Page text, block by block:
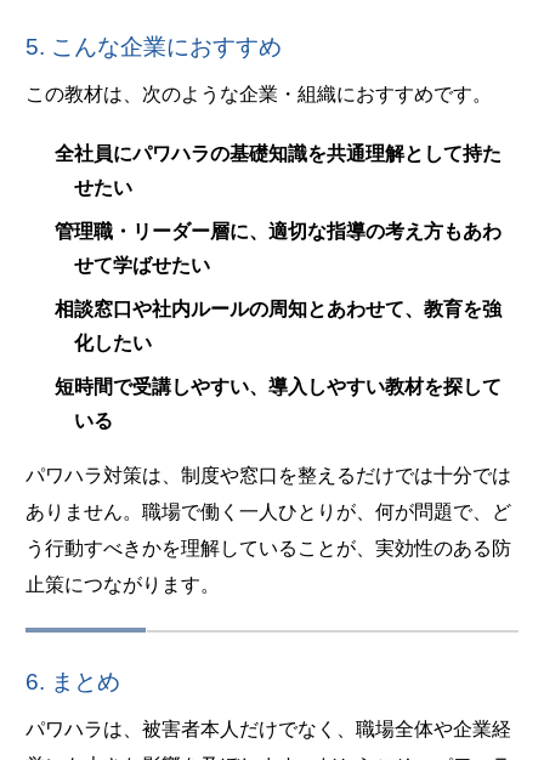
5. こんな企業におすすめ
この教材は、次のような企業・組織におすすめです。
全社員にパワハラの基礎知識を共通理解として持た
せたい
管理職・リーダー層に、適切な指導の考え方もあわ
せて学ばせたい
相談窓口や社内ルールの周知とあわせて、教育を強
化したい
短時間で受講しやすい、導入しやすい教材を探して
いる
パワハラ対策は、制度や窓口を整えるだけでは十分では
ありません。職場で働く一人ひとりが、何が問題で、ど
う行動すべきかを理解していることが、実効性のある防
止策につながります。
6. まとめ
パワハラは、被害者本人だけでなく、職場全体や企業経